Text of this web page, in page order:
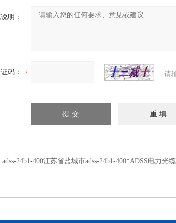
明：
码： 请
adss-24b1-400江苏省盐城市adss-24b1-400*ADSS电力光